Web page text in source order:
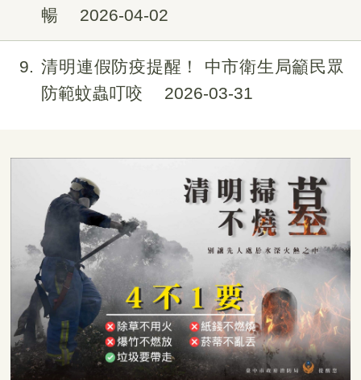
暢
2026-04-02
9
清明連假防疫提醒！ 中市衛生局籲民眾
防範蚊蟲叮咬
2026-03-31